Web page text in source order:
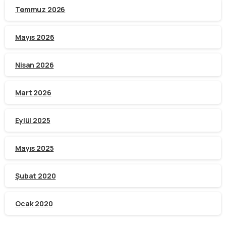
Temmuz 2026
Mayıs 2026
Nisan 2026
Mart 2026
Eylül 2025
Mayıs 2025
Şubat 2020
Ocak 2020